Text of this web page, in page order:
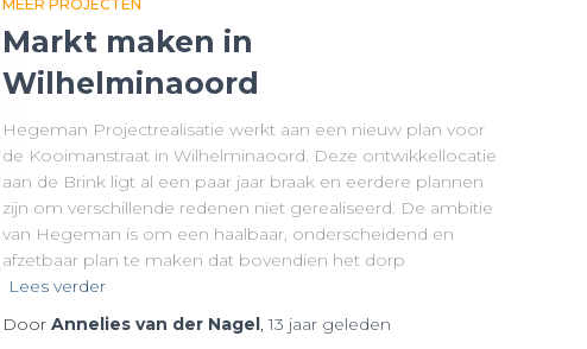
MEER PROJECTEN
Markt maken in
Wilhelminaoord
Hegeman Projectrealisatie werkt aan een nieuw plan voor
de Kooimanstraat in Wilhelminaoord. Deze ontwikkellocatie
aan de Brink ligt al een paar jaar braak en eerdere plannen
zijn om verschillende redenen niet gerealiseerd. De ambitie
van Hegeman is om een haalbaar, onderscheidend en
afzetbaar plan te maken dat bovendien het dorp
Lees verder
Door Annelies van der Nagel,13 jaar geleden